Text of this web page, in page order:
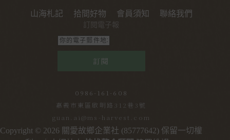
山海札記 拾間好物 會員須知 聯絡我們
訂閱電子報
訂閱
0986-161-608
嘉義市東區啟明路312巷3號
guan.ai@ms-harvest.com
Copyright © 2026 關愛故鄉企業社 (85777642) 保留一切權